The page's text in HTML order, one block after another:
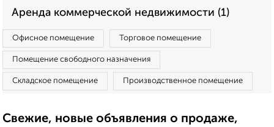
Аренда коммерческой недвижимости (1)
Офисное помещение Торговое помещение
Помещение свободного назначения
Складское помещение Производственное помещение
Свежие, новые объявления о продаже,